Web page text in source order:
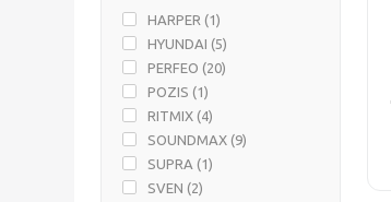
HARPER (1)
HYUNDAI (5)
PERFEO (20)
POZIS (1)
RITMIX (4)
SOUNDMAX (9)
SUPRA (1)
SVEN (2)